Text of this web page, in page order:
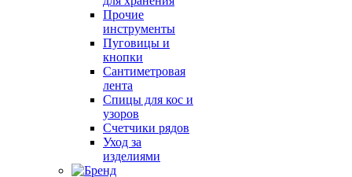
Прочие
инструменты
Пуговицы и
кнопки
Сантиметровая
лента
Спицы для кос и
узоров
Счетчики рядов
Уход за
изделиями